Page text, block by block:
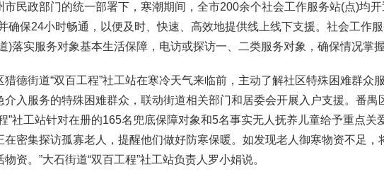
市民政部门的统一部署下，寒潮期间，全市200余个社会工作服务站(点)均开
确保24小时畅通，以便及时、快速、高效地提供线上线下支援。社会工作
)落实服务对象基本生活保障，电访或探访一、二类服务对象，确保情况掌握
猎德街道“双百工程”社工站在寒冷天气来临前，主动了解社区特殊困难群众
介入服务的特殊困难群众，联动街道相关部门和居委会开展入户支援。番禺
”社工站针对在册的165名兜底保障对象和5名事实无人抚养儿童给予重点关
在密集探访孤寡老人，提醒他们做好防寒保暖。如发现老人御寒物资不足，
资。”大石街道“双百工程”社工站负责人罗小娟说。